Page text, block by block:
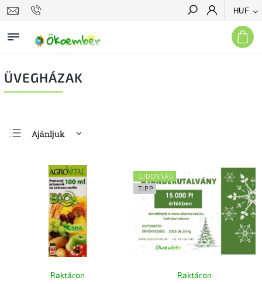
HUF
Keresés
ÜVEGHÁZAK
Ajánljuk
Legdrágább
Legnépszerűbb
termékek
ABC szerint
Raktáron
ÚJDONSÁG
TIPP
Raktáron